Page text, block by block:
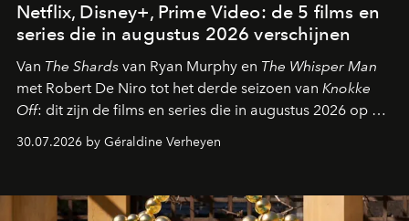
Netflix, Disney+, Prime Video: de 5 films en
series die in augustus 2026 verschijnen
Van The Shards van Ryan Murphy en The Whisper Man
met Robert De Niro tot het derde seizoen van Knokke
Off: dit zijn de films en series die in augustus 2026 op de
streamingplatformen verschijnen.
30.07.2026 by Géraldine Verheyen